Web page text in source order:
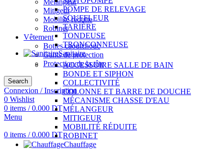
Mélangeur
Mitigeur
Mobilité réduite
Robinet
Vêtement
Bottes caoutchouc
Gants de protection
Protection de la tête
Search
Connexion / Inscription
0 Wishlist
0 items / 0.000 DT
Menu
0 items / 0.000 DT
POMPE DE RELEVAGE
SOUFFLEUR
TARIÈRE
TONDEUSE
TRONÇONNEUSE
Sanitaire
ACCESSOIRE SALLE DE BAIN
BONDE ET SIPHON
COLLECTIVITÉ
COLONNE ET BARRE DE DOUCHE
MÉCANISME CHASSE D'EAU
MÉLANGEUR
MITIGEUR
MOBILITÉ RÉDUITE
ROBINET
Chauffage